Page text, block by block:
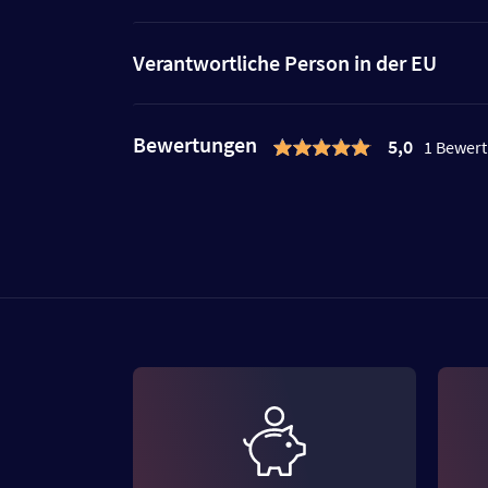
Verantwortliche Person in der EU
Bewertungen 5,0 1